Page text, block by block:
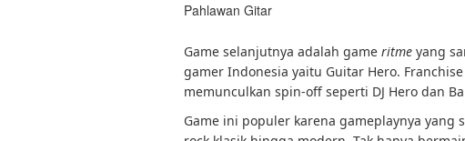
Pahlawan Gitar
Game selanjutnya adalah game ritme yang
gamer Indonesia yaitu Guitar Hero.
memunculkan spin-off seperti DJ Hero dan
Game ini populer karena gameplaynya